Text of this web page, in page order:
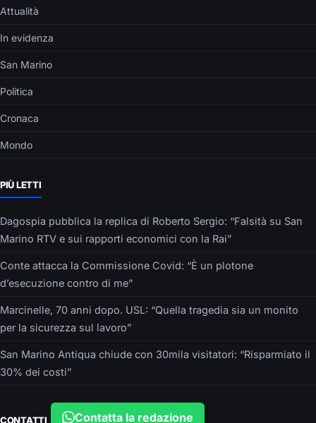
Attualità
In evidenza
San Marino
Politica
Cronaca
Mondo
PIÙ LETTI
Dagospia pubblica la replica di Roberto Sergio: “Falsità su San
Marino RTV e sui rapporti economici con la Rai”
Conte attacca la Commissione Covid: “È un plotone
d’esecuzione contro di me”
Marcinelle, 70 anni dopo. USL: “Quella tragedia sia un monito
per la sicurezza sul lavoro”
San Marino Antiqua chiude con 30mila visitatori: “Risparmiato il
30% dei costi”
CONTATTI Contatta la redazione